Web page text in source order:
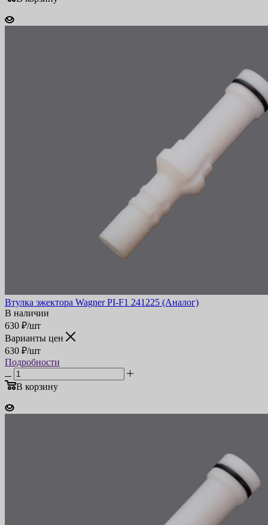
Втулка эжектора Wagner PI-F1 241225 (Аналог)
В наличии
630 ₽/шт
Варианты цен
630 ₽/шт
Подробности
В корзину